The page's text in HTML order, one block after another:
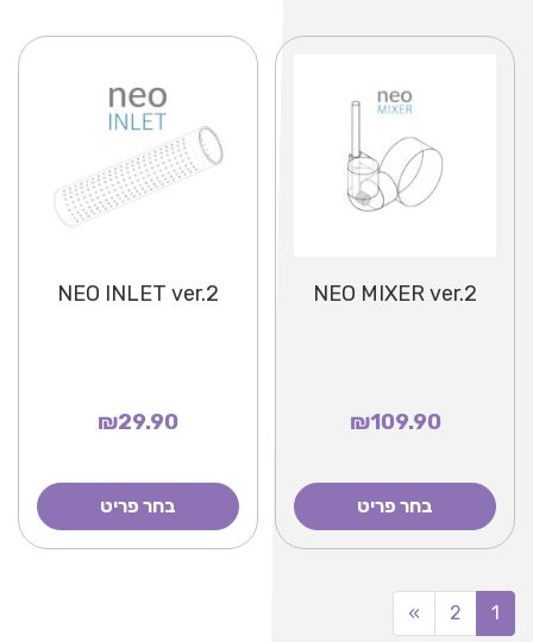
NEO MIXER ver.2
₪109.90
בחר פריט
NEO INLET ver.2
₪29.90
בחר פריט
1
2
»